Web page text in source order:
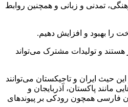
اخیر، عنوان کرد: با وجود پیوندهای فرهنگی، تمدنی و زبانی و همچنین روابط
را بهبود و افزایش دهیم.
می‌دهد که مردم ۲ کشور مشتاق شناخت بیشتر از یکدیگر هستند و تولیدات مشترک می‌تواند
حیث ایران و تاجیکستان می‌توانند
مانند پاکستان، آذربایجان و
فارسی همچون رودکی بر پیوندهای